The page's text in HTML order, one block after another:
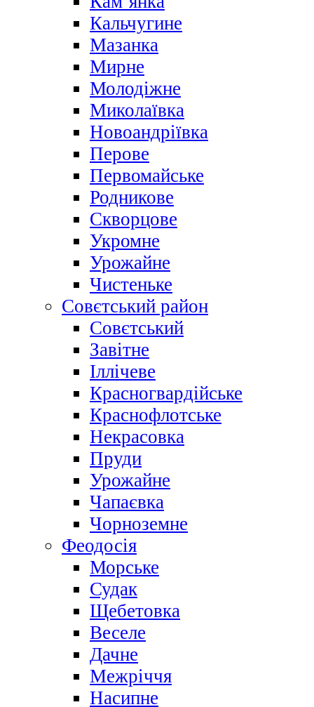
Кальчугине
Мазанка
Мирне
Молодіжне
Миколаївка
Новоандріївка
Перове
Первомайське
Родникове
Скворцове
Укромне
Урожайне
Чистеньке
Совєтський район
Совєтський
Завітне
Іллічеве
Красногвардійське
Краснофлотське
Некрасовка
Пруди
Урожайне
Чапаєвка
Чорноземне
Феодосія
Морське
Судак
Щебетовка
Веселе
Дачне
Межріччя
Насипне